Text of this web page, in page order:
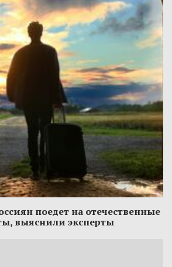
поедет на отечественные
выяснили эксперты